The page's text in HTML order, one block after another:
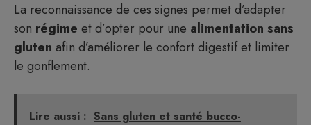
La reconnaissance de ces signes permet d’adapter
son régime et d’opter pour une alimentation sans
gluten afin d’améliorer le confort digestif et limiter
le gonflement.
Lire aussi : Sans gluten et santé bucco-